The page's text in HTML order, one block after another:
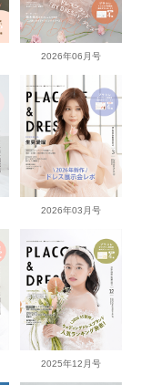
2026年06月号
2026年03月号
2025年12月号